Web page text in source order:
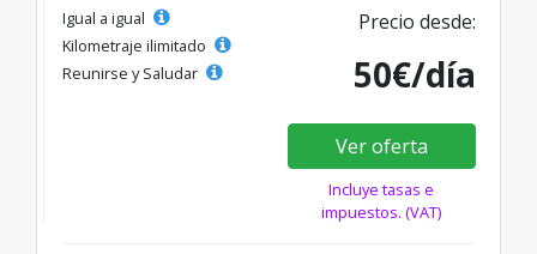
Igual a igual
Kilometraje ilimitado
Reunirse y Saludar
Precio desde:
50€/día
Ver oferta
Incluye tasas e
impuestos. (VAT)